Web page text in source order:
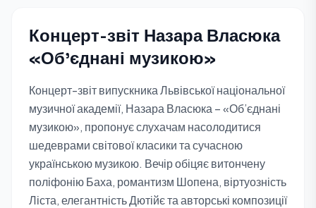
Концерт-звіт Назара Власюка
«Об’єднані музикою»
Концерт-звіт випускника Львівської національної
музичної академії, Назара Власюка – «Об’єднані
музикою», пропонує слухачам насолодитися
шедеврами світової класики та сучасною
українською музикою. Вечір обіцяє витончену
поліфонію Баха, романтизм Шопена, віртуозність
Ліста, елегантність Дютійє та авторські композиції